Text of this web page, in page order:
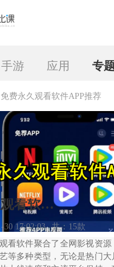
手游 应用 专
免费永久观看软件APP推荐
免费永久观看软件APP推荐
30 17:02:03
共：15款
看软件聚合了全网影视资
等多种类型，无论是热门